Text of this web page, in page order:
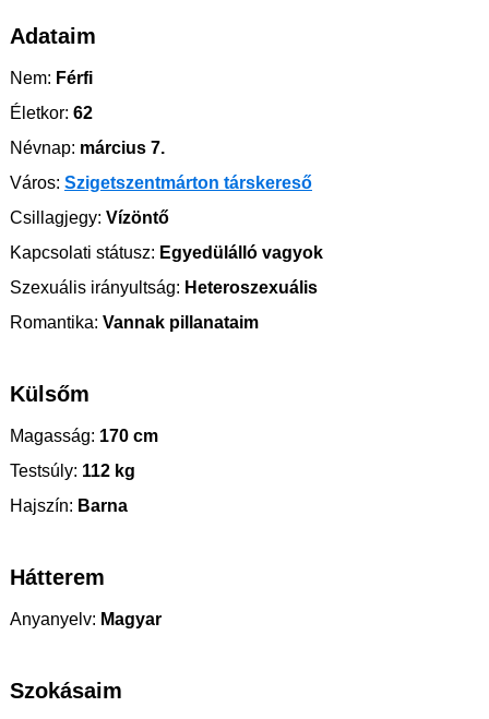
Adataim
Nem: Férfi
Életkor: 62
Névnap: március 7.
Város: Szigetszentmárton társkereső
Csillagjegy: Vízöntő
Kapcsolati státusz: Egyedülálló vagyok
Szexuális irányultság: Heteroszexuális
Romantika: Vannak pillanataim
Külsőm
Magasság: 170 cm
Testsúly: 112 kg
Hajszín: Barna
Hátterem
Anyanyelv: Magyar
Szokásaim